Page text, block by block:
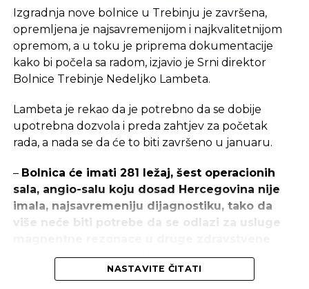
Izgradnja nove bolnice u Trebinju je završena,
opremljena je najsavremenijom i najkvalitetnijom
opremom, a u toku je priprema dokumentacije
kako bi počela sa radom, izjavio je Srni direktor
Bolnice Trebinje Nedeljko Lambeta.
Lambeta je rekao da je potrebno da se dobije
upotrebna dozvola i preda zahtjev za početak
rada, a nada se da će to biti završeno u januaru.
– Bolnica će imati 281 ležaj, šest operacionih
sala, angio-salu koju dosad Hercegovina nije
imala, najsavremeniju dijagnostiku, tako da
više neće biti potrebe da se odlazi za usluge
– naglasio je Lambeta.
NASTAVITE ČITATI